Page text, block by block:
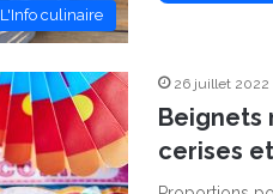
L'Info culinaire
26 juillet 2022
Beignets
cerises